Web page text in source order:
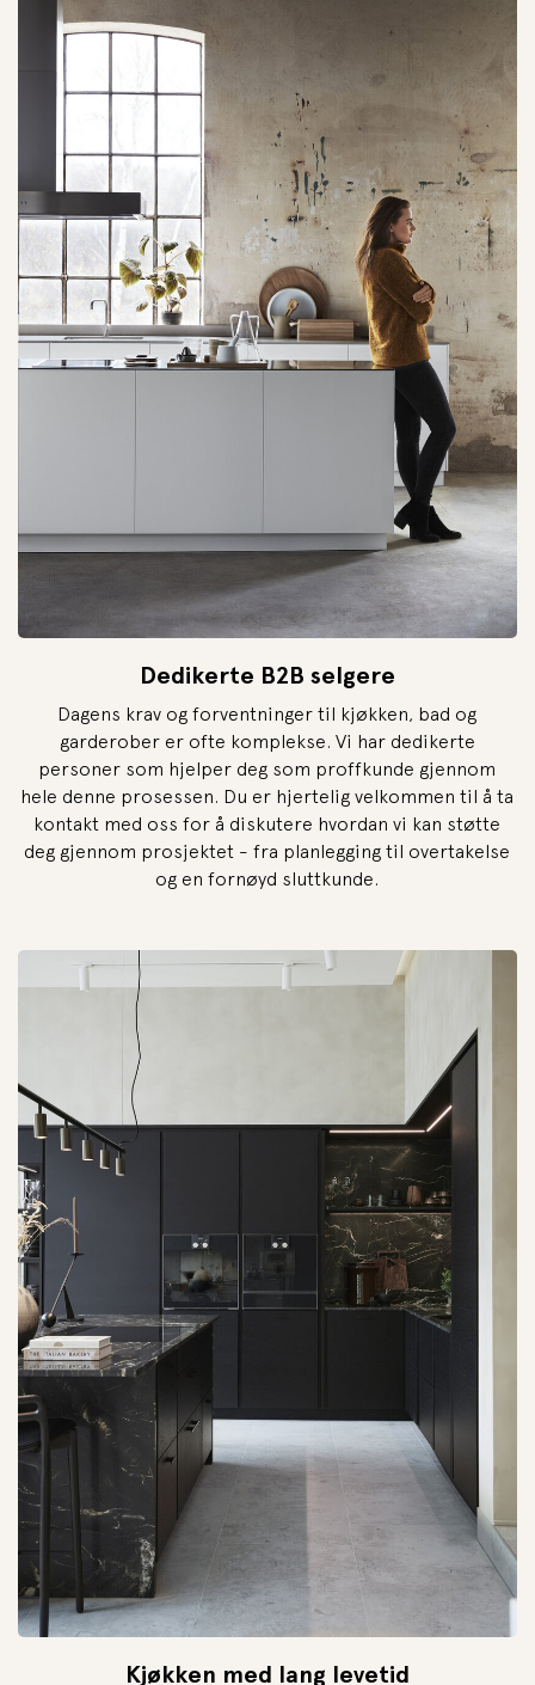
Dedikerte B2B selgere
Dagens krav og forventninger til kjøkken, bad og
garderober er ofte komplekse. Vi har dedikerte
personer som hjelper deg som proffkunde gjennom
hele denne prosessen. Du er hjertelig velkommen til å ta
kontakt med oss for å diskutere hvordan vi kan støtte
deg gjennom prosjektet - fra planlegging til overtakelse
og en fornøyd sluttkunde.
Kjøkken med lang levetid